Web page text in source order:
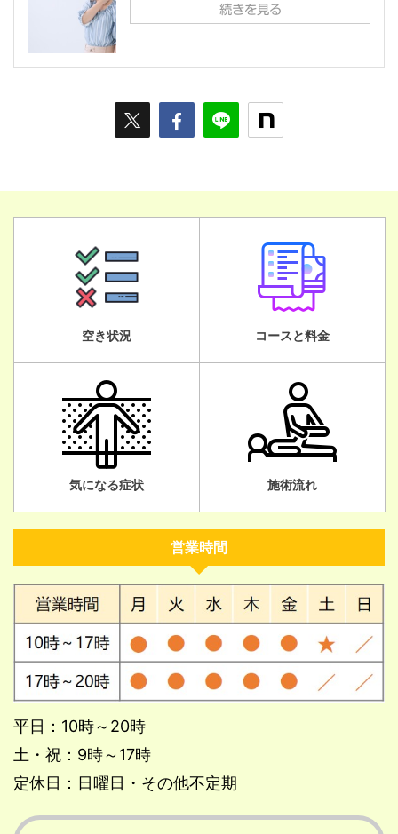
続きを見る
空き状況 コースと料金
気になる症状 施術流れ
営業時間
平日：10時～20時
土・祝：9時～17時
定休日：日曜日・その他不定期